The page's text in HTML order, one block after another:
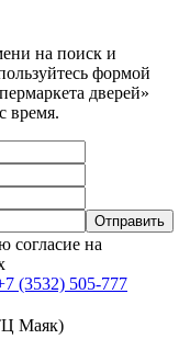
на поиск и
формой
дверей»
время.
согласие на
(3532) 505-777
Маяк)